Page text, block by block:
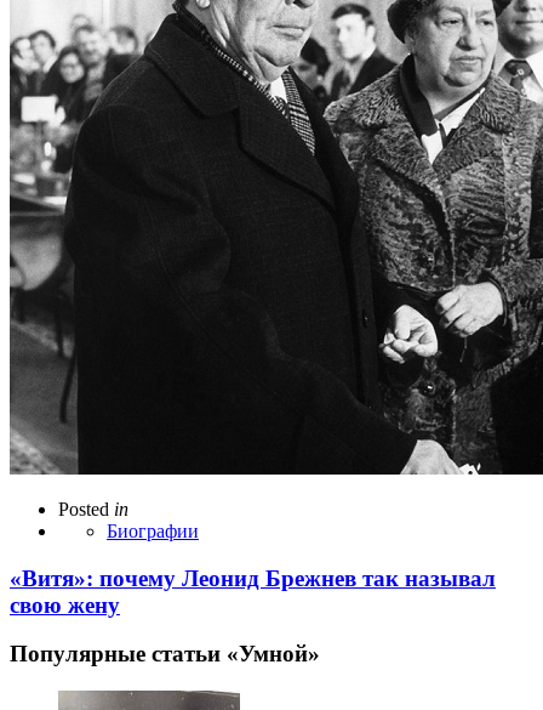
Posted in
Биографии
«Витя»: почему Леонид Брежнев так называл
свою жену
Популярные статьи «Умной»